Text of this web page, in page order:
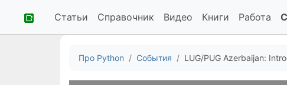
Статьи Справочник Видео Книги Работа
Про Python События LUG/PUG Azerbaijan: